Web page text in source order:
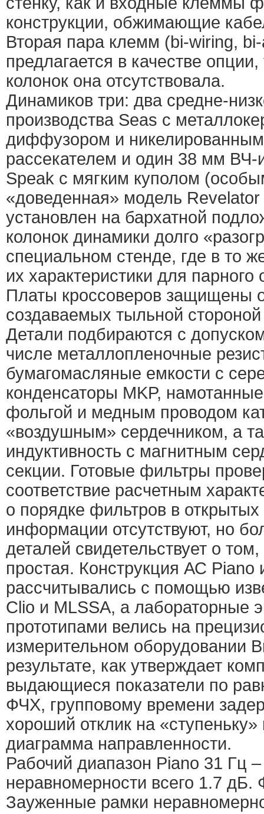
конструкции, обжимающие
Вторая пара клемм (bi-wiring,
предлагается в качестве
колонок она отсутствовала.
Динамиков три: два средне-
производства Seas с
диффузором и
рассекателем и один 38 мм ВЧ-
Speak с мягким куполом
«доведенная» модель
установлен на бархатной
колонок динамики долго
специальном стенде, где в то
их характеристики для парного
Платы кроссоверов защищены
создаваемых тыльной
Детали подбираются с
числе металлопленочные
бумагомасляные емкости с
конденсаторы MKP,
фольгой и медным проводом
«воздушным» сердечником, а
индуктивность с магнитным
секции. Готовые фильтры
соответствие расчетным
о порядке фильтров в открытых
информации отсутствуют, но
деталей свидетельствует о
простая. Конструкция АС
рассчитывались с помощью
Clio и MLSSA, а лабораторные
прототипами велись на
измерительном оборудовании
результате, как утверждает
выдающиеся показатели по
ФЧХ, групповому времени
хороший отклик на
диаграмма направленности.
Рабочий диапазон Piano 31 Гц
неравномерности всего 1.7 дБ.
Зауженные рамки